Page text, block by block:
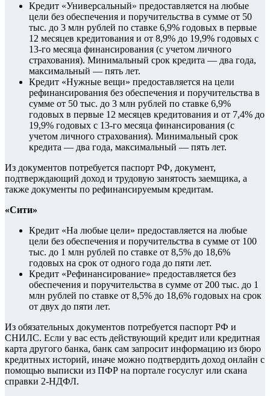
Кредит «Универсальный» предоставляется на любые
цели без обеспечения и поручительства в сумме от 50
тыс. до 3 млн рублей по ставке 6,9% годовых в первые
12 месяцев кредитования и от 8,9% до 19,9% годовых с
13-го месяца финансирования (с учетом личного
страхования). Минимальный срок кредита — два года,
максимальный — пять лет.
Кредит «Нужные вещи» предоставляется на цели
рефинансирования без обеспечения и поручительства в
сумме от 50 тыс. до 3 млн рублей по ставке 6,9%
годовых в первые 12 месяцев кредитования и от 7,4% до
19,9% годовых с 13-го месяца финансирования (с
учетом личного страхования). Минимальный срок
кредита — два года, максимальный — пять лет.
Из документов потребуется паспорт РФ, документ,
подтверждающий доход и трудовую занятость заемщика, а
также документы по рефинансируемым кредитам.
«Сити»
Кредит «На любые цели» предоставляется на любые
цели без обеспечения и поручительства в сумме от 100
тыс. до 1 млн рублей по ставке от 8,5% до 18,6%
годовых на срок от одного года до пяти лет.
Кредит «Рефинансирование» предоставляется без
обеспечения и поручительства в сумме от 200 тыс. до 1
млн рублей по ставке от 8,5% до 18,6% годовых на срок
от двух до пяти лет.
Из обязательных документов потребуется паспорт РФ и
СНИЛС. Если у вас есть действующий кредит или кредитная
карта другого банка, банк сам запросит информацию из бюро
кредитных историй, иначе можно подтвердить доход онлайн с
помощью выписки из ПФР на портале госуслуг или скана
справки 2-НДФЛ.